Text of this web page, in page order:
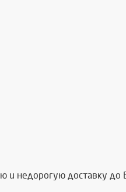
и недорогую доставку до